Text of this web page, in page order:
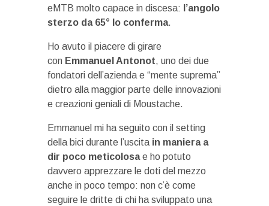
eMTB molto capace in discesa: l’angolo
sterzo da 65° lo conferma.
Ho avuto il piacere di girare
con Emmanuel Antonot, uno dei due
fondatori dell’azienda e “mente suprema”
dietro alla maggior parte delle innovazioni
e creazioni geniali di Moustache.
Emmanuel mi ha seguito con il setting
della bici durante l’uscita in maniera a
dir poco meticolosae ho potuto
davvero apprezzare le doti del mezzo
anche in poco tempo: non c’è come
seguire le dritte di chi ha sviluppato una